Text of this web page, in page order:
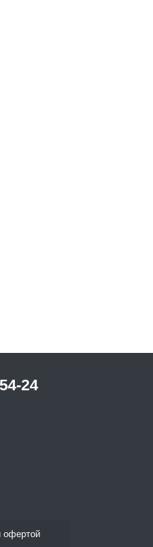
24
офертой